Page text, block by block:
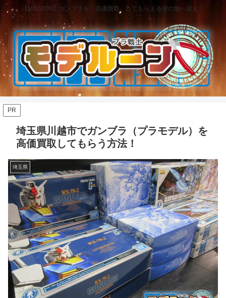
【MISSION】ガンプラを「高価買取」してもらえる彼の地へ迎え！
PR
埼玉県川越市でガンブラ（プラモデル）を
高価買取してもらう方法！
埼玉県